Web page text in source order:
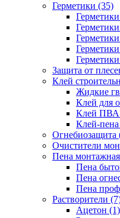
Герметики (35)
Защита от
Клей
Жидкие
Клей для
Клей ПВА
Клей-
Огнебиозащита
Очистители
Пена
Пена
Пена
Пена
Растворители
Ацетон (1)